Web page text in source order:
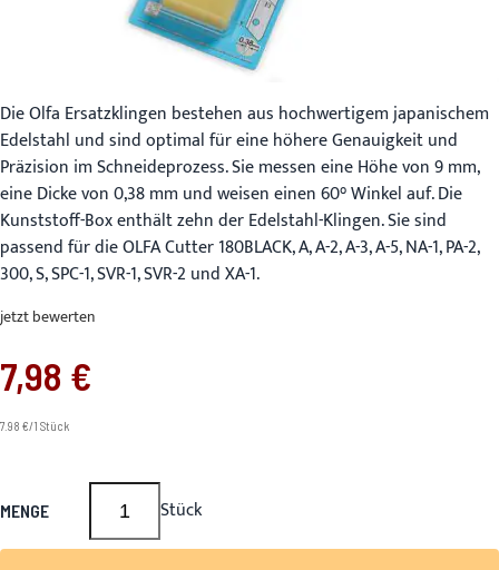
Die Olfa Ersatzklingen bestehen aus hochwertigem japanischem
Edelstahl und sind optimal für eine höhere Genauigkeit und
Präzision im Schneideprozess. Sie messen eine Höhe von 9 mm,
eine Dicke von 0,38 mm und weisen einen 60° Winkel auf. Die
Kunststoff-Box enthält zehn der Edelstahl-Klingen. Sie sind
passend für die OLFA Cutter 180BLACK, A, A-2, A-3, A-5, NA-1, PA-2,
300, S, SPC-1, SVR-1, SVR-2 und XA-1.
jetzt bewerten
7,98 €
7.98 €/1 Stück
MENGE Stück